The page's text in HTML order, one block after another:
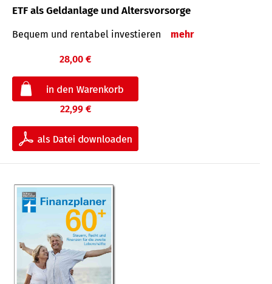
ETF als Geldanlage und Altersvorsorge
Bequem und rentabel investieren mehr
28,00 €
22,99 €